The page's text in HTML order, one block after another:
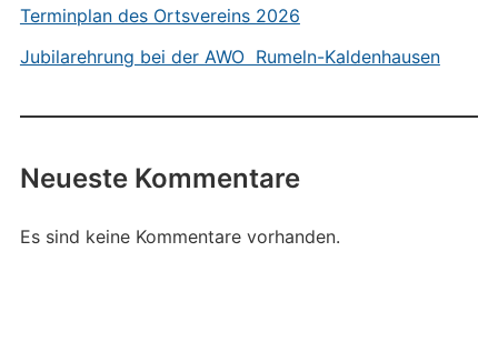
Terminplan des Ortsvereins 2026
Jubilarehrung bei der AWO Rumeln-Kaldenhausen
Neueste Kommentare
Es sind keine Kommentare vorhanden.